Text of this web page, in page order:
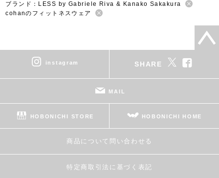
ブランド：LESS by Gabriele Riva & Kanako Sakakura
cohanのフィットネスウェア
instagram SHARE
MAIL
HOBONICHI STORE HOBONICHI HOME
商品について問い合わせる
特定商取引法に基づく表記